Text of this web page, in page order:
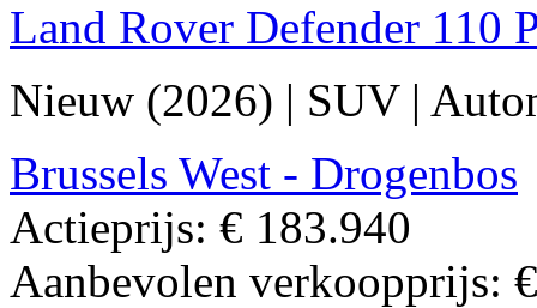
Land Rover Defender 110
Nieuw (2026) | SUV|
Brussels West - Drogenbos
Actieprijs: € 183.940
Aanbevolen verkoopprijs: